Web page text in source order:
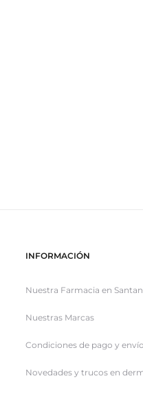
INFORMACIÓN
Nuestra Farmacia en
Nuestras Marcas
Condiciones de pago y envío
Novedades y trucos en